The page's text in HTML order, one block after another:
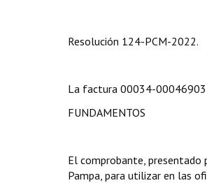
Resolución 124-PCM-2022.
La factura 00034-00046903
FUNDAMENTOS
El comprobante, presentado
Pampa, para utilizar en las